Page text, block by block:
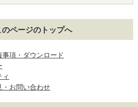
のページのトップへ
事項・ダウンロード
・お問い合わせ